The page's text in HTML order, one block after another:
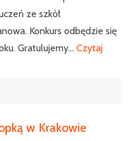
ze szkół
Konkurs odbędzie się
Gratulujemy… Czytaj
w Krakowie